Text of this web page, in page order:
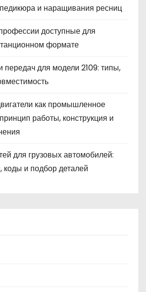
и наращивания ресниц
доступные для
формате
передач для модели 2109: типы,
как промышленное
работы, конструкция и
для грузовых автомобилей:
коды и подбор деталей